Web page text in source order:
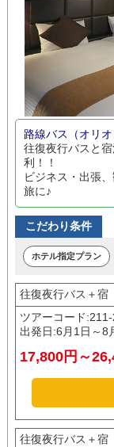
路線バス（オリ
往復夜行バスと
利！！
ビジネス・出張
旅に♪
こだわり条件
ホテル指定プラン
往復夜行バス＋宿
ツアーコード
出発日:6月1日～8
17,800円～
往復夜行バス＋宿